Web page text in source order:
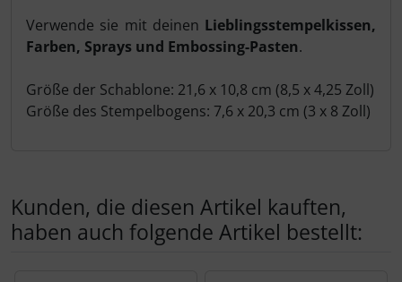
Verwende sie mit deinen Lieblingsstempelkissen,
Farben, Sprays und Embossing-Pasten.
Größe der Schablone: 21,6 x 10,8 cm (8,5 x 4,25 Zoll)
Größe des Stempelbogens: 7,6 x 20,3 cm (3 x 8 Zoll)
Kunden, die diesen Artikel kauften,
haben auch folgende Artikel bestellt: